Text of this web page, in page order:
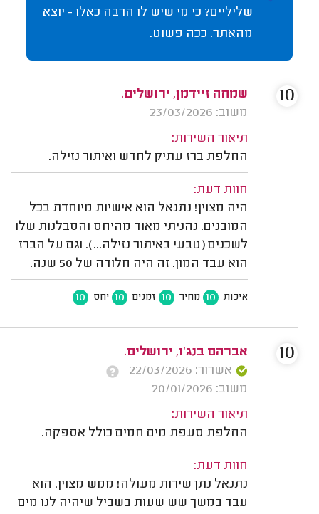
שליליים? כי מי שיש לו הרבה כאלו - יוצא
מהאתר. ככה פשוט.
שמחה זיידמן, ירושלים.
משוב: 23/03/2026
תיאור השירות:
החלפת ברז עתיק לחדש ואיתור נזילה.
חוות דעת:
היה מצוין! נתנאל הוא אישיות מיוחדת בכל
המובנים. נהניתי מאוד מהיחס והסבלנות שלו
לשכנים (טבעי באיתור נזילה...). וגם על הברז
הוא עבד המון. זה היה חלודה של 50 שנה.
איכות 10 מחיר 10 זמנים 10 יחס 10
10
אברהם בנג'ו, ירושלים.
אשרור: 22/03/2026
משוב: 20/01/2026
תיאור השירות:
החלפת סעפת מים חמים כולל אספקה.
חוות דעת:
נתנאל נתן שירות מעולה! ממש מצוין. הוא
עבד במשך שש שעות בשביל שיהיה לנו מים
10